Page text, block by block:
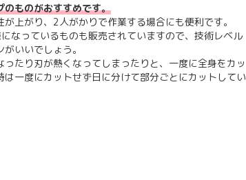
のものがおすすめです。
上がり、2人がかりで作業する場合にも便利です。
なっているものも販売されていますので、技術レベル
いいでしょう。
たり刃が熱くなってしまったりと、一度に全身をカッ
一度にカットせず日に分けて部分ごとにカットしてい